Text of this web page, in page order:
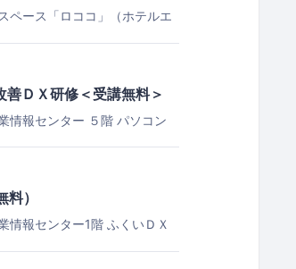
ペース「ロココ」（ホテルエ
ＤＸ研修＜受講無料＞
情報センター ５階 パソコン
）
情報センター1階 ふくいＤＸ